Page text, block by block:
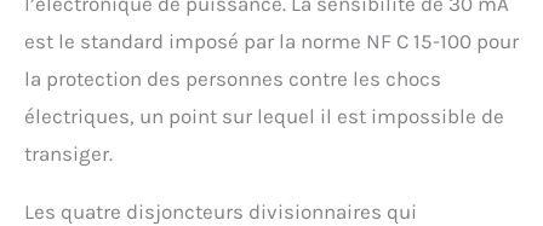
est le standard imposé par la norme NF C 15-100 pour
la protection des personnes contre les chocs
électriques, un point sur lequel il est impossible de
transiger.
Les quatre disjoncteurs divisionnaires qui